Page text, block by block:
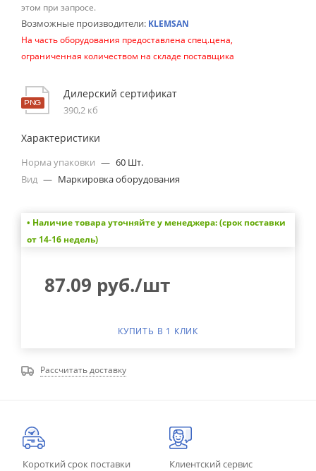
этом при запросе.
Возможные производители: KLEMSAN
На часть оборудования предоставлена спец.цена,
ограниченная количеством на складе поставщика
Дилерский сертификат
390,2 кб
Характеристики
Норма упаковки — 60 Шт.
Вид — Маркировка оборудования
• Наличие товара уточняйте у менеджера: (срок поставки
от 14-16 недель)
87.09 руб./шт
КУПИТЬ В 1 КЛИК
Рассчитать доставку
Короткий срок поставки Клиентский сервис